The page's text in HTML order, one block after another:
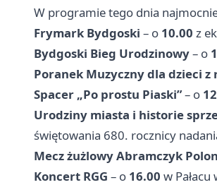
W programie tego dnia
Frymark Bydgoski – o 10.00 z
Bydgoski Bieg Urodzinowy– o
Poranek Muzyczny dla dzieci z
Spacer „Po prostu Piaski”– o
Urodziny miasta i historie
świętowania 680. rocznicy
Mecz żużlowy Abramczyk
Koncert RGG – o 16.00 w